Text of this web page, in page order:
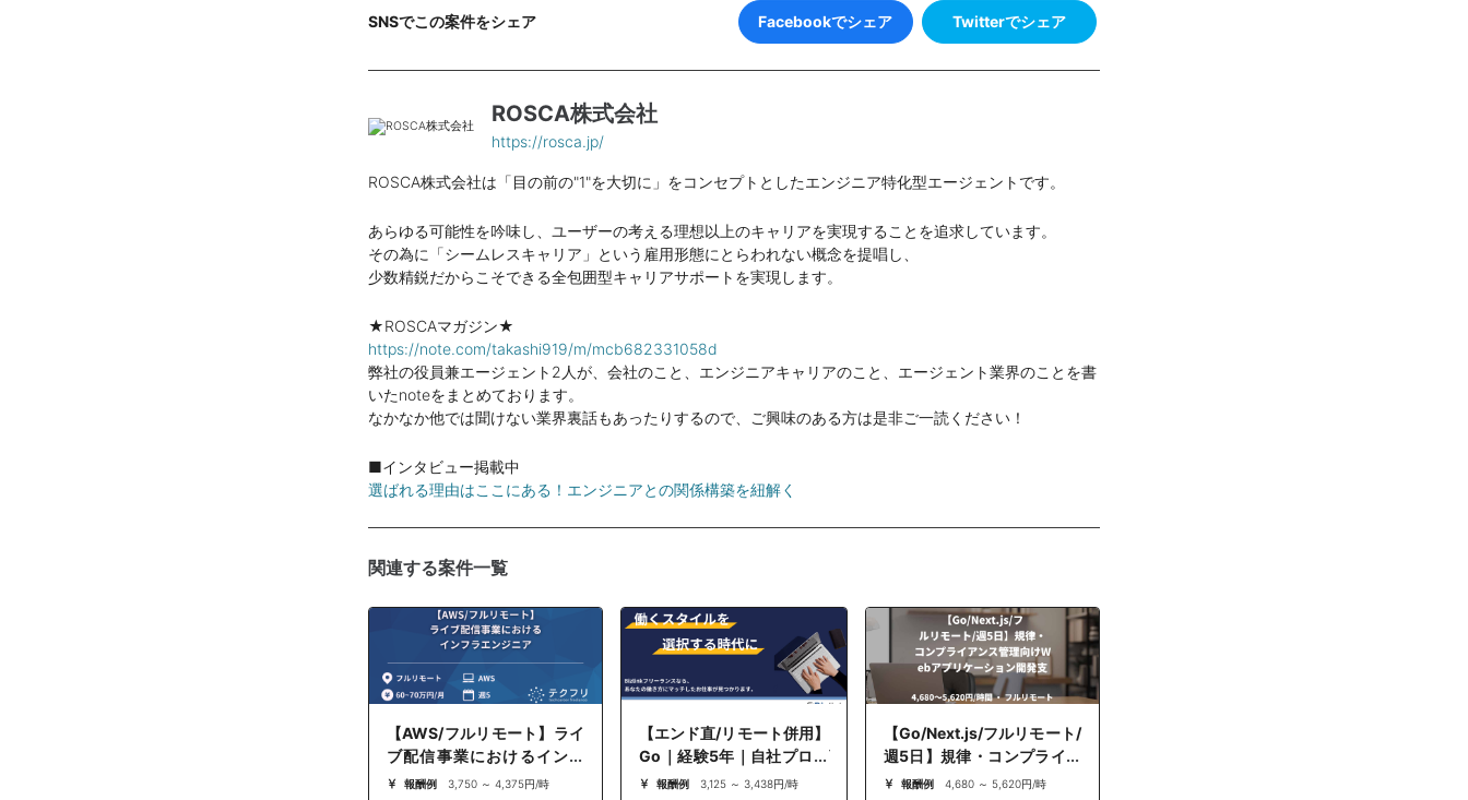
SNSでこの案件をシェア Facebookでシェア Twitterでシェア
ROSCA株式会社
https://rosca.jp/
ROSCA株式会社は「目の前の"1"を大切に」をコンセプトとしたエンジニア特化型エージェントです。
あらゆる可能性を吟味し、ユーザーの考える理想以上のキャリアを実現することを追求しています。
その為に「シームレスキャリア」という雇用形態にとらわれない概念を提唱し、
少数精鋭だからこそできる全包囲型キャリアサポートを実現します。
★ROSCAマガジン★
https://note.com/takashi919/m/mcb682331058d
弊社の役員兼エージェント2人が、会社のこと、エンジニアキャリアのこと、エージェント業界のことを書
いたnoteをまとめております。
なかなか他では聞けない業界裏話もあったりするので、ご興味のある方は是非ご一読ください！
■インタビュー掲載中
選ばれる理由はここにある！エンジニアとの関係構築を紐解く
関連する案件一覧
【AWS/フルリモート】ライ
ブ配信事業におけるインフ
ラエンジニア
報酬例 3,750 ～ 4,375円/時
【エンド直/リモート併用】
Go｜経験5年｜自社プロダ
クト開発支援｜バックエン
報酬例 3,125 ～ 3,438円/時
【Go/Next.js/フルリモート/
週5日】規律・コンプライア
ンス管理向けWebアプリケ
報酬例 4,680 ～ 5,620円/時